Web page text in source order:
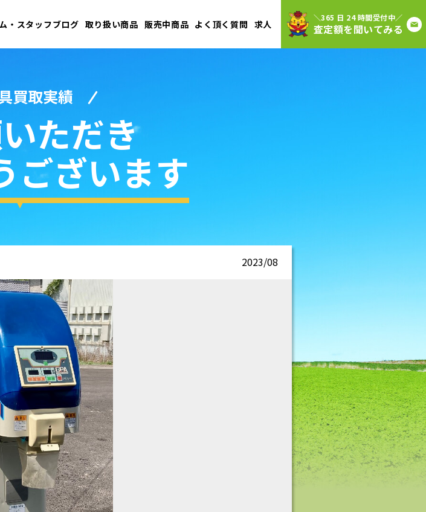
・スタッフブログ 取り扱い商品 販売中商品 よく頂く質問 求人
＼365 日 24 時間受付中／
査定額を聞いてみる
買取実績
ただき
ございます
2023/08